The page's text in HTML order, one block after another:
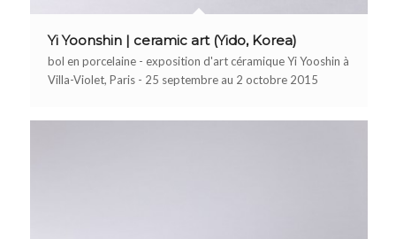
Yi Yoonshin | ceramic art (Yido, Korea)
bol en porcelaine - exposition d'art céramique Yi Yooshin à
Villa-Violet, Paris - 25 septembre au 2 octobre 2015